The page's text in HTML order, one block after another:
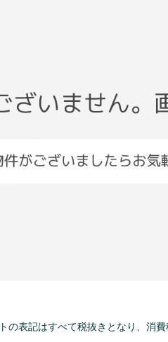
の表記はすべて税抜きとなり、消費